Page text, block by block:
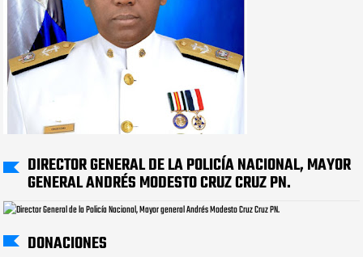
DIRECTOR GENERAL DE LA POLICÍA NACIONAL, MAYOR
GENERAL ANDRÉS MODESTO CRUZ CRUZ PN.
DONACIONES